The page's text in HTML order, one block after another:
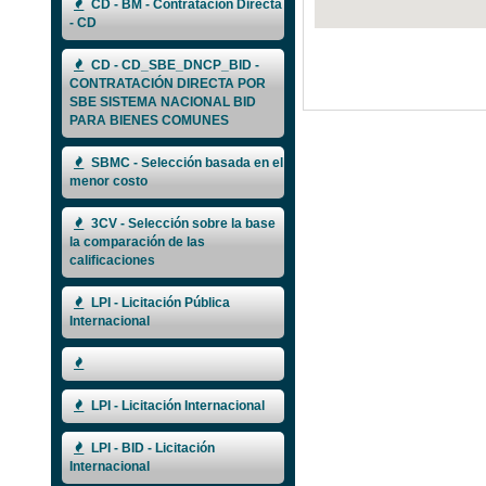
CD - BM - Contratación Directa
- CD
CD - CD_SBE_DNCP_BID -
CONTRATACIÓN DIRECTA POR
SBE SISTEMA NACIONAL BID
PARA BIENES COMUNES
SBMC - Selección basada en el
menor costo
3CV - Selección sobre la base
la comparación de las
calificaciones
LPI - Licitación Pública
Internacional
LPI - Licitación Internacional
LPI - BID - Licitación
Internacional